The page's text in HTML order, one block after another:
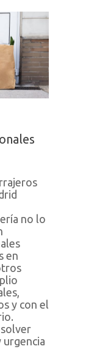
no lo
en
y con el
urgencia